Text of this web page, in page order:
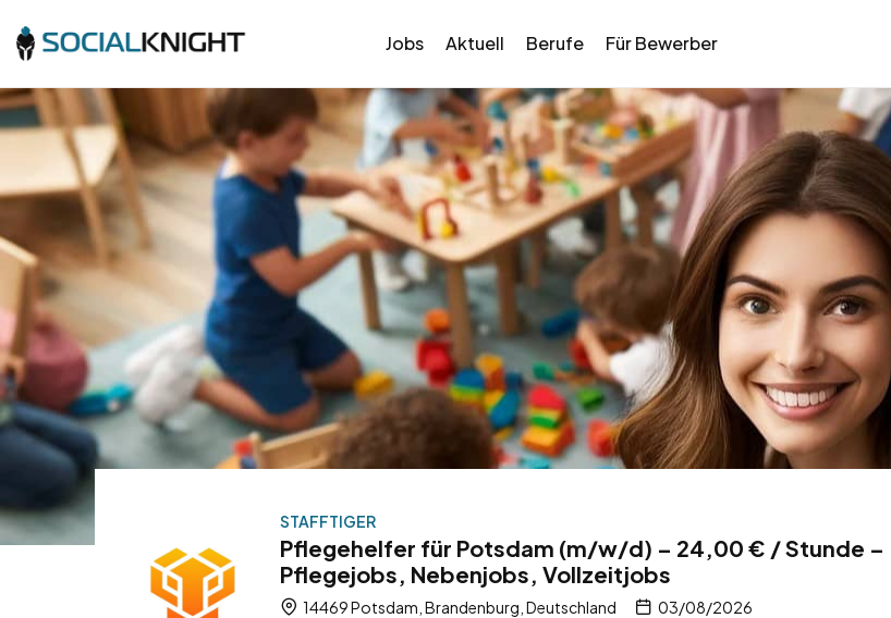
Jobs Aktuell Berufe Für Bewerber
STAFFTIGER
Pflegehelfer für Potsdam (m/w/d) – 24,00 € / Stunde –
Pflegejobs, Nebenjobs, Vollzeitjobs
14469 Potsdam, Brandenburg, Deutschland 03/08/2026